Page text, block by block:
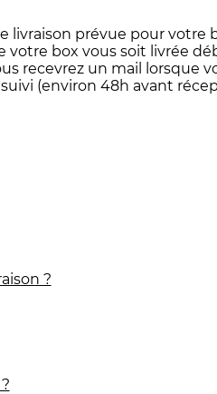
livraison prévue pour votre
box vous soit livrée
recevrez un mail lorsque
(environ 48h avant
?